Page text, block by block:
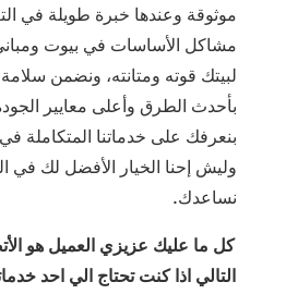
موثوقة وعندها خبرة طويلة في
مشاكل الأساسات في بيوت
لبيتك قوته ومتانته، ونضمن
بأحدث الطرق وأعلى معايير
بنعرفك على خدماتنا المتكاملة
وليش إحنا الخيار الأفضل لك في
نساعدك.
كل ما عليك عزيزي العميل هو
التالي اذا كنت تحتاج الي احد